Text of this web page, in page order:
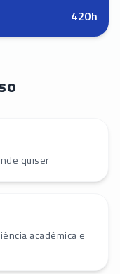
420h
quiser
acadêmica e